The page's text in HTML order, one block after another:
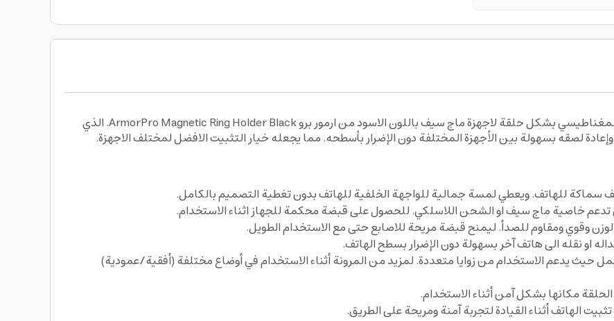
حافظ على هاتفك من الانزلاق والوقوع مع حامل الجوال المغناطيسي بشكل حلقة لاجهزة ماج سيف باللون الاسود من ارمور برو ArmorPro Magnetic Ring Holder Black. الذي
لصقه بسهولة بين الأجهزة المختلفة دون الإضرار بأسطحه. مما يجعله خيار التثبيت الافضل لمختلف الاجهزة.
سماكة للهاتف. ويعطي لمسة جمالية للواجهة الخلفية للهاتف بدون تغطية التصميم بالكامل.
تدعم خاصية ماج سيف او الشحن اللاسلكي. للحصول على قبضة محكمة للجهاز اثناء الاستخدام.
وقوي ومقاوم للصدأ. ليمنح قبضة مريحة للاصابع حتى مع الاستخدام الطويل.
او نقله الى هاتف آخر بسهولة دون الإضرار بسطح الهاتف.
حيث يدعم الاستخدام من زوايا متعددة. لمزيد من المرونة أثناء الاستخدام في أوضاع مختلفة (أفقية/عمودية)
مكانها بشكل آمن أثناء الاستخدام.
الهاتف أثناء القيادة لتجربة آمنة ومريحة على الطريق.